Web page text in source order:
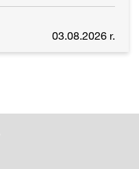
03.08.2026 r.